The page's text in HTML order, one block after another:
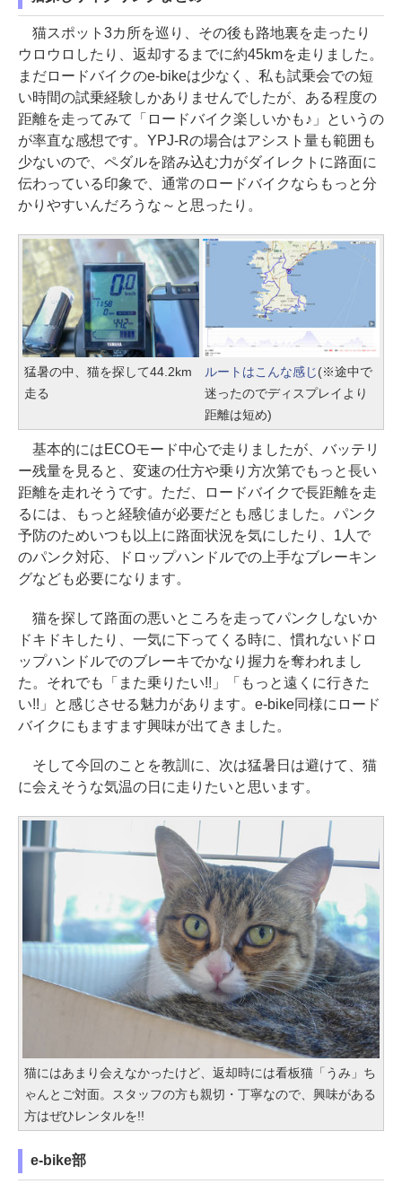
猫スポット3カ所を巡り、その後も路地裏を走ったり
ウロウロしたり、返却するまでに約45kmを走りました。
まだロードバイクのe-bikeは少なく、私も試乗会での短
い時間の試乗経験しかありませんでしたが、ある程度の
距離を走ってみて「ロードバイク楽しいかも♪」というの
が率直な感想です。YPJ-Rの場合はアシスト量も範囲も
少ないので、ペダルを踏み込む力がダイレクトに路面に
伝わっている印象で、通常のロードバイクならもっと分
かりやすいんだろうな～と思ったり。
猛暑の中、猫を探して44.2km
走る
ルートはこんな感じ(※途中で
迷ったのでディスプレイより
距離は短め)
基本的にはECOモード中心で走りましたが、バッテリ
ー残量を見ると、変速の仕方や乗り方次第でもっと長い
距離を走れそうです。ただ、ロードバイクで長距離を走
るには、もっと経験値が必要だとも感じました。パンク
予防のためいつも以上に路面状況を気にしたり、1人で
のパンク対応、ドロップハンドルでの上手なブレーキン
グなども必要になります。
猫を探して路面の悪いところを走ってパンクしないか
ドキドキしたり、一気に下ってくる時に、慣れないドロ
ップハンドルでのブレーキでかなり握力を奪われまし
た。それでも「また乗りたい!!」「もっと遠くに行きた
い!!」と感じさせる魅力があります。e-bike同様にロード
バイクにもますます興味が出てきました。
そして今回のことを教訓に、次は猛暑日は避けて、猫
に会えそうな気温の日に走りたいと思います。
猫にはあまり会えなかったけど、返却時には看板猫「うみ」ち
ゃんとご対面。スタッフの方も親切・丁寧なので、興味がある
方はぜひレンタルを!!
e-bike部